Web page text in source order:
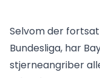
Selvom der
Bundesliga, har
stjerneangriber